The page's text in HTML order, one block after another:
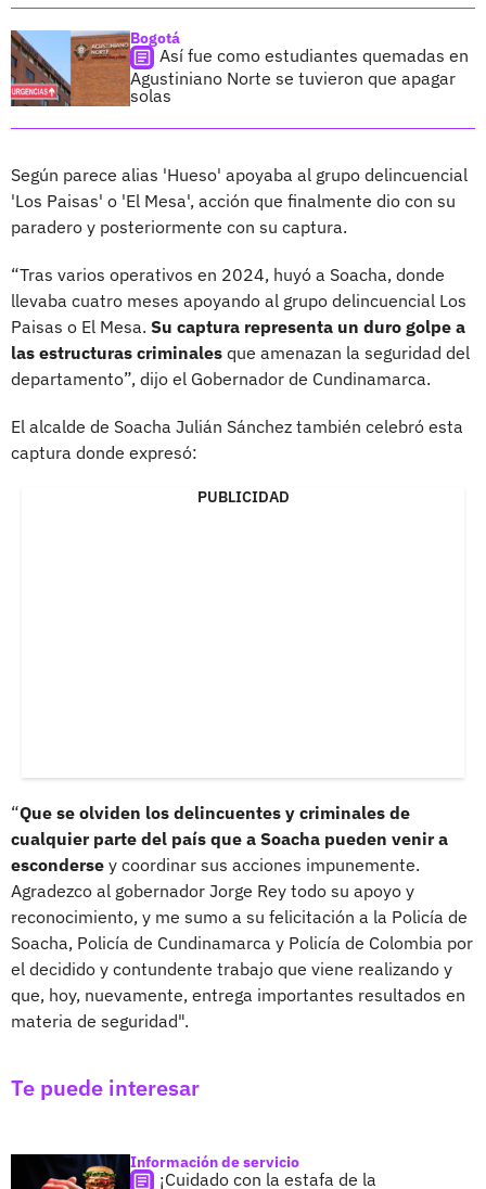
Bogotá
Así fue como estudiantes quemadas en
Agustiniano Norte se tuvieron que apagar
solas
Según parece alias 'Hueso' apoyaba al grupo delincuencial
'Los Paisas' o 'El Mesa', acción que finalmente dio con su
paradero y posteriormente con su captura.
“Tras varios operativos en 2024, huyó a Soacha, donde
llevaba cuatro meses apoyando al grupo delincuencial Los
Paisas o El Mesa. Su captura representa un duro golpe a
las estructuras criminales que amenazan la seguridad del
departamento”, dijo el Gobernador de Cundinamarca.
El alcalde de Soacha Julián Sánchez también celebró esta
captura donde expresó:
PUBLICIDAD
“Que se olviden los delincuentes y criminales de
cualquier parte del país que a Soacha pueden venir a
esconderse y coordinar sus acciones impunemente.
Agradezco al gobernador Jorge Rey todo su apoyo y
reconocimiento, y me sumo a su felicitación a la Policía de
Soacha, Policía de Cundinamarca y Policía de Colombia por
el decidido y contundente trabajo que viene realizando y
que, hoy, nuevamente, entrega importantes resultados en
materia de seguridad".
Te puede interesar
Información de servicio
¡Cuidado con la estafa de la